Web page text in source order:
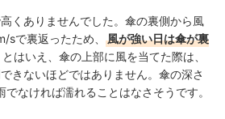
くありませんでした。傘の裏側から風
sで裏返ったため、
風が強い日は傘が裏
はいえ、 傘の上部に風を当てた際は、
きないほどではありません。 傘の深さ
なければ濡れることはなさそうです。